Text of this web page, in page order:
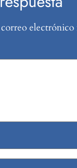
electrónico